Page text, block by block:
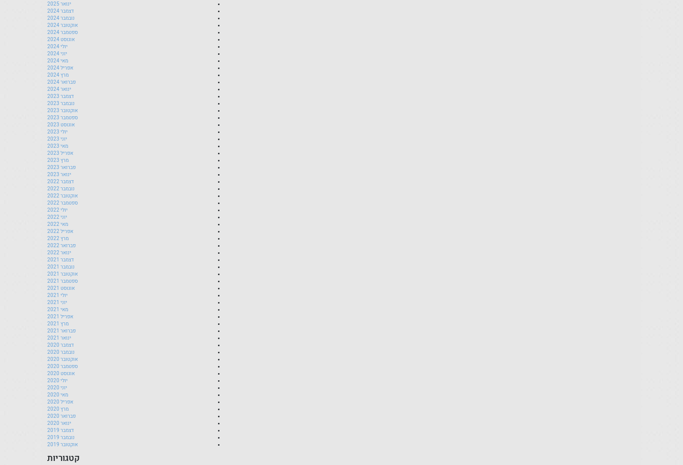
ינואר 2025
דצמבר 2024
נובמבר 2024
אוקטובר 2024
ספטמבר 2024
אוגוסט 2024
יולי 2024
יוני 2024
מאי 2024
אפריל 2024
מרץ 2024
פברואר 2024
ינואר 2024
דצמבר 2023
נובמבר 2023
אוקטובר 2023
ספטמבר 2023
אוגוסט 2023
יולי 2023
יוני 2023
מאי 2023
אפריל 2023
מרץ 2023
פברואר 2023
ינואר 2023
דצמבר 2022
נובמבר 2022
אוקטובר 2022
ספטמבר 2022
יולי 2022
יוני 2022
מאי 2022
אפריל 2022
מרץ 2022
פברואר 2022
ינואר 2022
דצמבר 2021
נובמבר 2021
אוקטובר 2021
ספטמבר 2021
אוגוסט 2021
יולי 2021
יוני 2021
מאי 2021
אפריל 2021
מרץ 2021
פברואר 2021
ינואר 2021
דצמבר 2020
נובמבר 2020
אוקטובר 2020
ספטמבר 2020
אוגוסט 2020
יולי 2020
יוני 2020
מאי 2020
אפריל 2020
מרץ 2020
פברואר 2020
ינואר 2020
דצמבר 2019
נובמבר 2019
אוקטובר 2019
קטגוריות